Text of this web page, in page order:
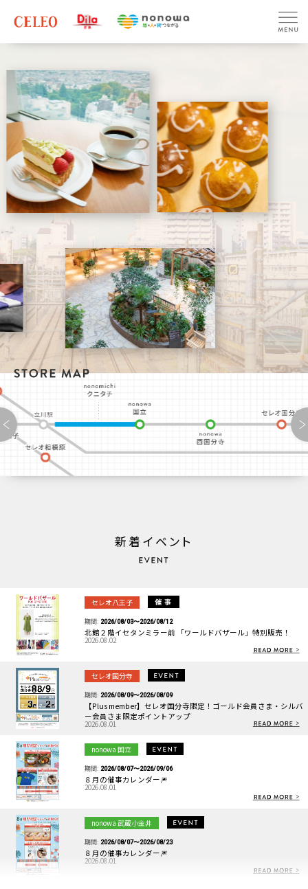
セレオ八王子
子
ディラ拝島
nonowa 西国分
新着イベント
セレオ八王子
期間:2026/08/03〜2026/08/12
北館２階イセタンミラー前 「ワールドバザール」特別販売！
2026.08.02
期間:2026/08/09〜2026/08/09
【Plus member】セレオ国分寺限定！ゴールド会員さま・シルバ
ー会員さま限定ポイントアップ
2026.08.01
nonowa 国立
期間:2026/08/07〜2026/09/06
８月の催事カレンダー🎆
2026.08.01
nonowa 武蔵小金井
期間:
８月の催事カレンダー🎆
2026.08.01
セレオ国分寺
期間:2026/08/05〜2026/08/30
2026/08/05〜2026/08/17
【催事】カントリーロードベーカリー
セレオ八王子
期間: 2026/08/03〜2026/08/12
北館２階イセタンミラー前 「ワールドバザール」特別販売！
2026.08.02
セレオ国分寺
期間: 2026/08/09〜2026/08/09
【Plus member】セレオ国分寺限定！ゴールド会員さま・シルバ
ー会員さま限定ポイントアップ
2026.08.01
nonowa 国立
期間: 2026/08/07〜2026/09/06
８月の催事カレンダー🎆
2026.08.01
nonowa 武蔵小金井
期間: 2026/08/07〜2026/08/23
８月の催事カレンダー🎆
2026.08.01